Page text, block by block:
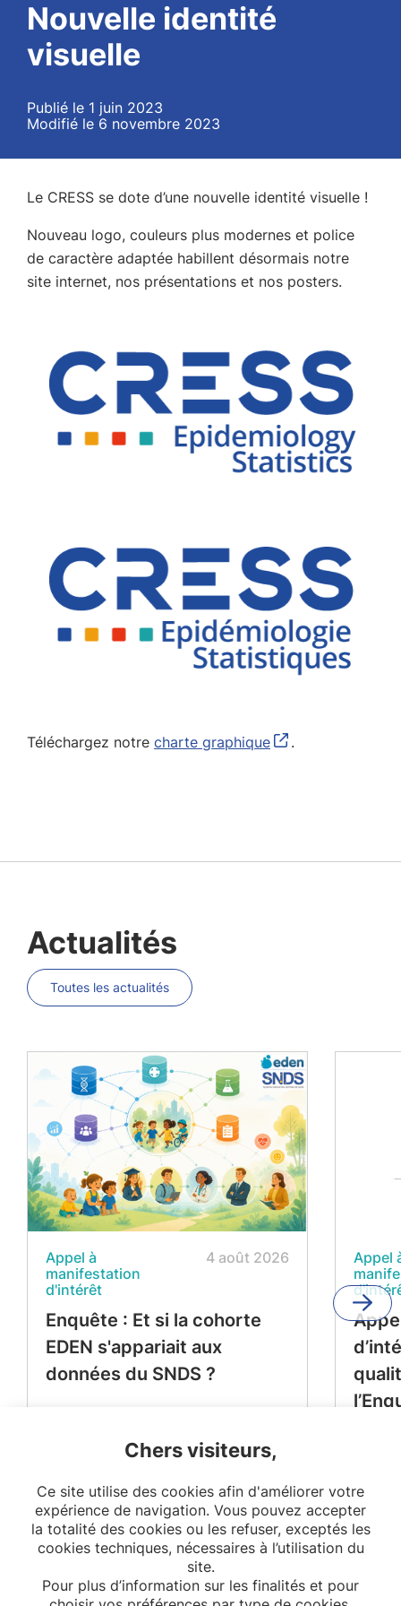
Nouvelle identité
visuelle
Publié le 1 juin 2023
Modifié le 6 novembre 2023
Le CRESS se dote d’une nouvelle identité visuelle !
Nouveau logo, couleurs plus modernes et police
de caractère adaptée habillent désormais notre
site internet, nos présentations et nos posters.
Téléchargez notre charte graphique .
Actualités
Toutes les actualités
Appel à
manifestation
d'intérêt
4 août 2026
Enquête : Et si la cohorte
EDEN s'appariait aux
données du SNDS ?
Appel
Chers visiteurs,
Ce site utilise des cookies afin d'améliorer votre
expérience de navigation. Vous pouvez accepter
la totalité des cookies ou les refuser, exceptés les
cookies techniques, nécessaires à l’utilisation du
site.
Pour plus d’information sur les finalités et pour